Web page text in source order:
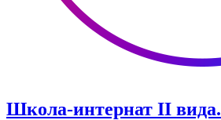
Школа-интернат II вида.